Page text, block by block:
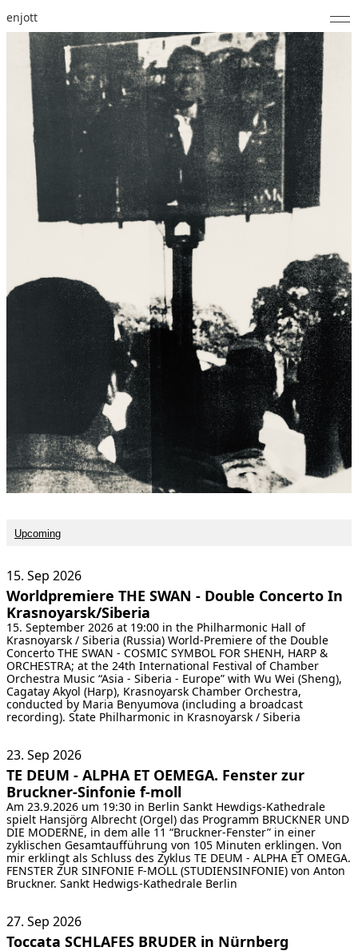
enjott
Home
Selected Works
Catalogue of Works
About
Photos
Upcoming
15. Sep 2026
Worldpremiere THE SWAN - Double Concerto In
Krasnoyarsk/Siberia
15. September 2026 at 19:00 in the Philharmonic Hall of
Krasnoyarsk / Siberia (Russia) World-Premiere of the Double
Concerto THE SWAN - COSMIC SYMBOL FOR SHENH, HARP &
ORCHESTRA; at the 24th International Festival of Chamber
Orchestra Music “Asia - Siberia - Europe” with Wu Wei (Sheng),
Cagatay Akyol (Harp), Krasnoyarsk Chamber Orchestra,
conducted by Maria Benyumova (including a broadcast
recording). State Philharmonic in Krasnoyarsk / Siberia
23. Sep 2026
TE DEUM - ALPHA ET OEMEGA. Fenster zur
Bruckner-Sinfonie f-moll
Am 23.9.2026 um 19:30 in Berlin Sankt Hewdigs-Kathedrale
spielt Hansjörg Albrecht (Orgel) das Programm BRUCKNER UND
DIE MODERNE, in dem alle 11 “Bruckner-Fenster” in einer
zyklischen Gesamtaufführung von 105 Minuten erklingen. Von
mir erklingt als Schluss des Zyklus TE DEUM - ALPHA ET OMEGA.
FENSTER ZUR SINFONIE F-MOLL (STUDIENSINFONIE) von Anton
Bruckner. Sankt Hedwigs-Kathedrale Berlin
27. Sep 2026
Toccata SCHLAFES BRUDER in Nürnberg